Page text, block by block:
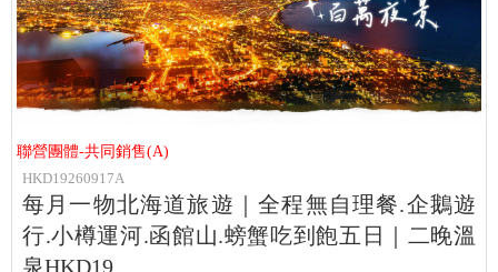
聯營團體-共同銷售(A)
HKD19260917A
每月一物北海道旅遊｜全程無自理餐.企鵝遊
行.小樽運河.函館山.螃蟹吃到飽五日｜二晚溫
泉HKD19